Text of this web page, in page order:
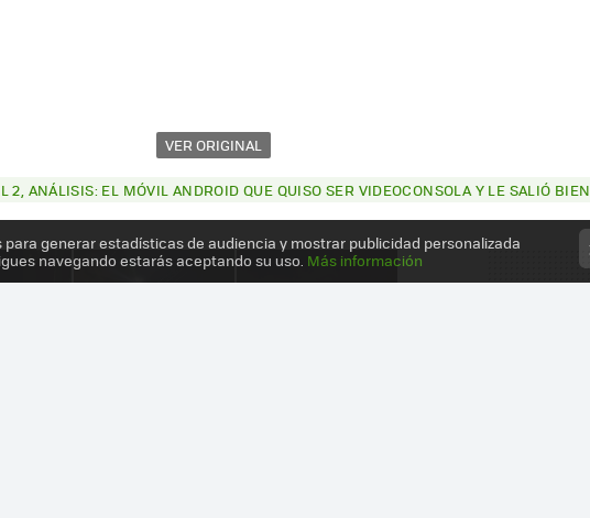
VER ORIGINAL
2, ANÁLISIS: EL MÓVIL ANDROID QUE QUISO SER VIDEOCONSOLA Y LE SALIÓ BIEN
generar estadísticas de audiencia y mostrar publicidad personalizada
navegando estarás aceptando su uso. Más información